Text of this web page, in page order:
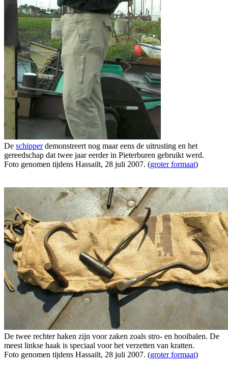
De schipperdemonstreert nog maar eens de uitrusting en het
gereedschap dat twee jaar eerder in Pieterburen gebruikt werd.
Foto genomen tijdens Hassailt, 28 juli 2007. (groter formaat)
De twee rechter haken zijn voor zaken zoals stro- en hooibalen. De
meest linkse haak is speciaal voor het verzetten van kratten.
Foto genomen tijdens Hassailt, 28 juli 2007. (groter formaat)